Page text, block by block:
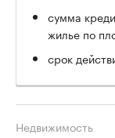
сумма
жилье по
срок
Недвижимость